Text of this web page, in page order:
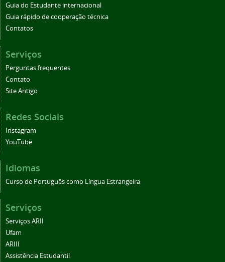
Guia do Estudante internacional
Guia rápido de cooperação técnica
Contatos
Serviços
Perguntas frequentes
Contato
Site Antigo
Redes Sociais
Instagram
YouTube
Idiomas
Curso de Português como Língua Estrangeira
Serviços
Serviços ARII
Ufam
ARIII
Assistência Estudantil